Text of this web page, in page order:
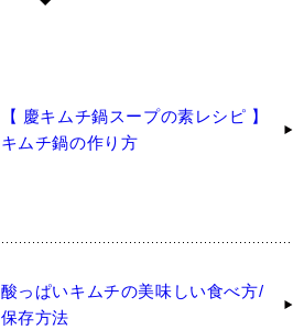
【 慶キムチ鍋スープの素レシピ 】
キムチ鍋の作り方
酸っぱいキムチの美味しい食べ方/
保存方法